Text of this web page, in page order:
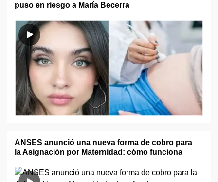
puso en riesgo a María Becerra
ANSES anunció una nueva forma de cobro para
la Asignación por Maternidad: cómo funciona